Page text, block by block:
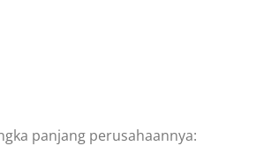
panjang perusahaannya: